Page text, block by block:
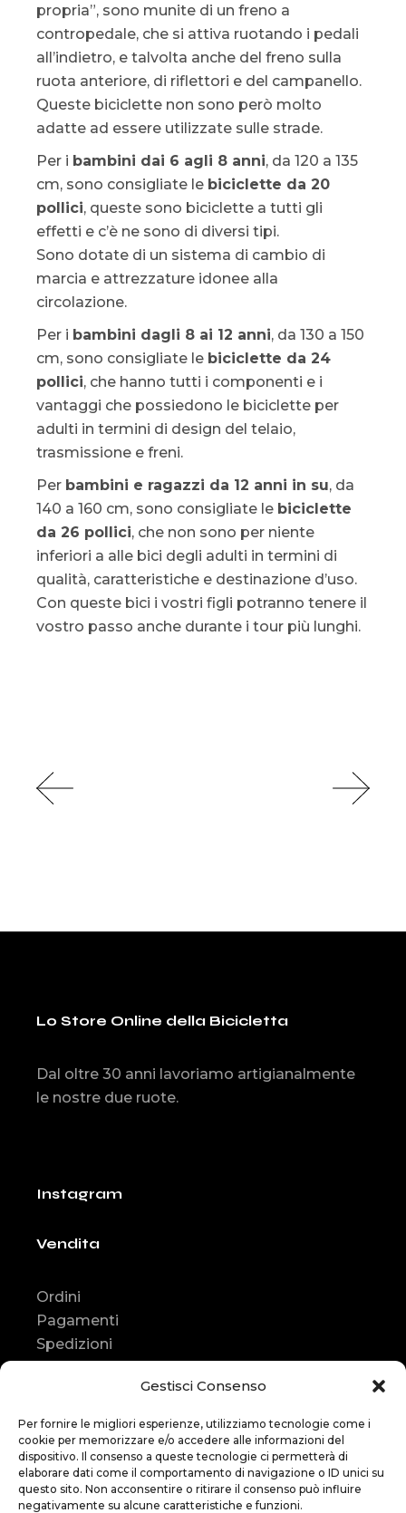
Gestisci Consenso
Per fornire le migliori esperienze, utilizziamo tecnologie come i
cookie per memorizzare e/o accedere alle informazioni del
dispositivo. Il consenso a queste tecnologie ci permetterà di
elaborare dati come il comportamento di navigazione o ID unici su
questo sito. Non acconsentire o ritirare il consenso può influire
negativamente su alcune caratteristiche e funzioni.
propria”, sono munite di un freno a
contropedale, che si attiva ruotando i pedali
all’indietro, e talvolta anche del freno sulla
ruota anteriore, di riflettori e del campanello.
Queste biciclette non sono però molto
adatte ad essere utilizzate sulle strade.
Per i bambini dai 6 agli 8 anni, da 120 a 135
cm, sono consigliate le biciclette da 20
pollici, queste sono biciclette a tutti gli
effetti e c’è ne sono di diversi tipi.
Sono dotate di un sistema di cambio di
marcia e attrezzature idonee alla
circolazione.
Per i bambini dagli 8 ai 12 anni, da 130 a 150
cm, sono consigliate le biciclette da 24
pollici, che hanno tutti i componenti e i
vantaggi che possiedono le biciclette per
adulti in termini di design del telaio,
trasmissione e freni.
Per bambini e ragazzi da 12 anni in su, da
140 a 160 cm, sono consigliate le biciclette
da 26 pollici, che non sono per niente
inferiori a alle bici degli adulti in termini di
qualità, caratteristiche e destinazione d’uso.
Con queste bici i vostri figli potranno tenere il
vostro passo anche durante i tour più lunghi.
Lo Store Online della Bicicletta
Dal oltre 30 anni lavoriamo artigianalmente
le nostre due ruote.
Instagram
Vendita
Ordini
Pagamenti
Spedizioni
Resi e rimborsi
Contatti
Contatti
Assistenza: